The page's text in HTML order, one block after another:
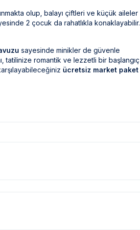
olup, balayı çiftleri ve küçük aileler
2 çocuk da rahatlıkla konaklayabilir.
sayesinde minikler de güvenle
tatilinize romantik ve lezzetli bir başlangıç
ücretsiz market paket
Patara’nın büyüleyici plajlarına kolayca